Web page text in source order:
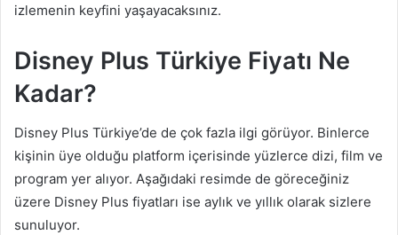
izlemenin keyfini yaşayacaksınız.
Disney Plus Türkiye Fiyatı Ne
Kadar?
Disney Plus Türkiye’de de çok fazla ilgi görüyor. Binlerce
kişinin üye olduğu platform içerisinde yüzlerce dizi, film ve
program yer alıyor. Aşağıdaki resimde de göreceğiniz
üzere Disney Plus fiyatları ise aylık ve yıllık olarak sizlere
sunuluyor.